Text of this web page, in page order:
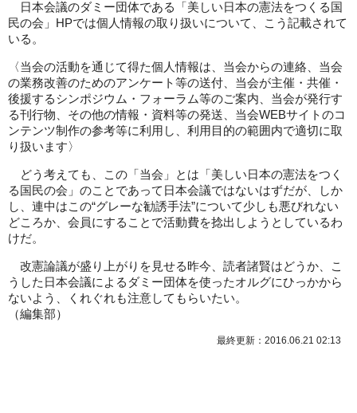
日本会議のダミー団体である「美しい日本の憲法をつくる国
民の会」HPでは個人情報の取り扱いについて、こう記載されて
いる。
〈当会の活動を通じて得た個人情報は、当会からの連絡、当会
の業務改善のためのアンケート等の送付、当会が主催・共催・
後援するシンポジウム・フォーラム等のご案内、当会が発行す
る刊行物、その他の情報・資料等の発送、当会WEBサイトのコ
ンテンツ制作の参考等に利用し、利用目的の範囲内で適切に取
り扱います〉
どう考えても、この「当会」とは「美しい日本の憲法をつく
る国民の会」のことであって日本会議ではないはずだが、しか
し、連中はこの“グレーな勧誘手法”について少しも悪びれない
どころか、会員にすることで活動費を捻出しようとしているわ
けだ。
改憲論議が盛り上がりを見せる昨今、読者諸賢はどうか、こ
うした日本会議によるダミー団体を使ったオルグにひっかから
ないよう、くれぐれも注意してもらいたい。
（編集部）
最終更新：2016.06.21 02:13